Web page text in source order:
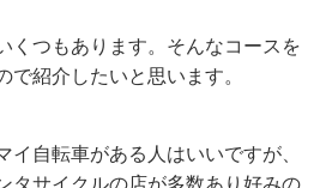
くつもあります。そんなコースを
で紹介したいと思います。
イ自転車がある人はいいですが、
タサイクルの店が多数あり好みの